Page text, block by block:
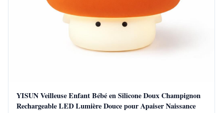
YISUN Veilleuse Enfant Bébé en Silicone Doux Champignon
Rechargeable LED Lumière Douce pour Apaiser Naissance